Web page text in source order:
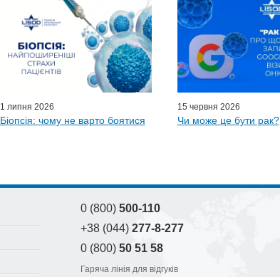
1 липня 2026
Біопсія: чому не варто боятися
15 червня 2026
Чи може це бути рак?
0 (800) 500-110
+38 (044) 277-8-277
0 (800) 50 51 58
Гаряча лінія для відгуків